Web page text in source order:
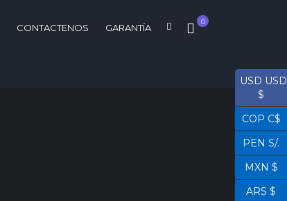
0
CONTACTENOS GARANTÍA
USD USD
$
COP C$
PEN S/.
MXN $
ARS $